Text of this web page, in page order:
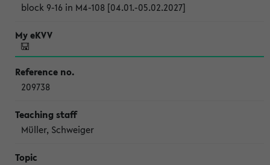
block 9-16 in M4-108 [04.01.-05.02.2027]
209738
Müller, Schweiger